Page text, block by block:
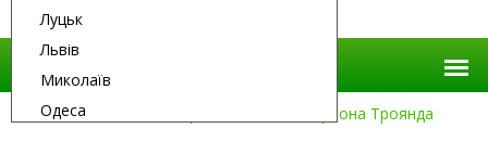
Луцьк
Львів
Миколаїв
Одеса
Доставка Квітів 151 Червона Троянда